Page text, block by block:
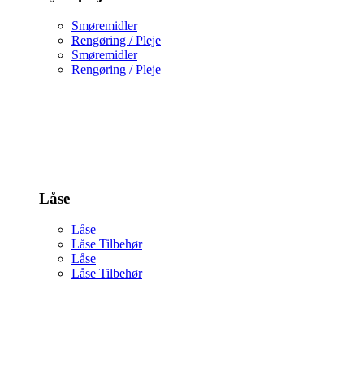
Smøremidler
Rengøring / Pleje
Smøremidler
Rengøring / Pleje
Låse
Låse
Låse Tilbehør
Låse
Låse Tilbehør